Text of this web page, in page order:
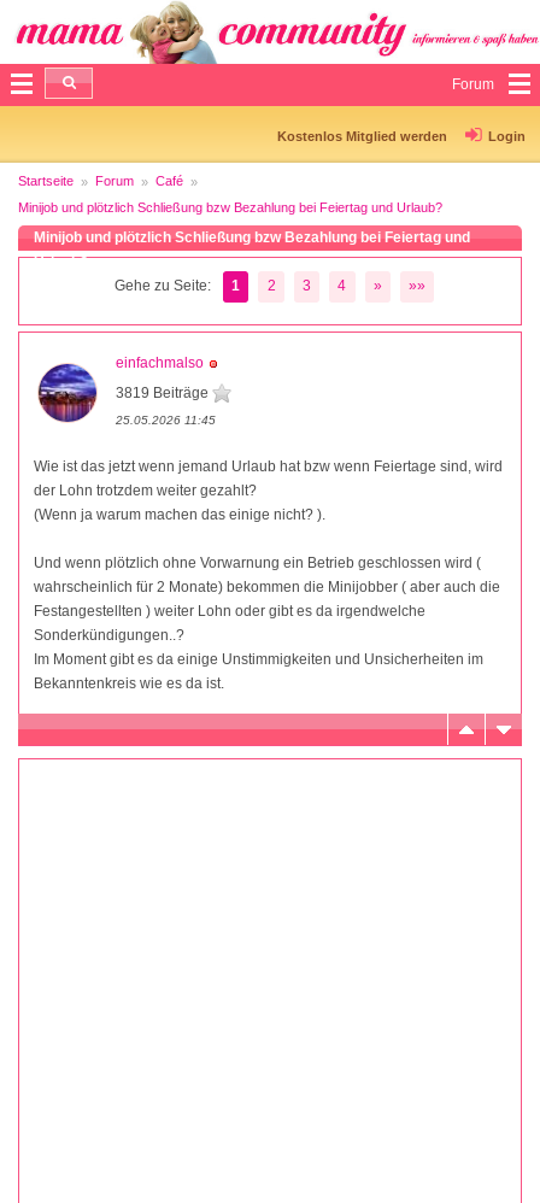
Forum
Kostenlos Mitglied werden Login
Startseite Forum
Café
Minijob und plötzlich Schließung bzw Bezahlung bei Feiertag und Urlaub?
Minijob und plötzlich Schließung bzw Bezahlung bei Feiertag und
Urlaub?
Gehe zu Seite:
1 2 3 4 » »»
einfachmalso
3819 Beiträge
25.05.2026 11:45
Wie ist das jetzt wenn jemand Urlaub hat bzw wenn Feiertage sind, wird
der Lohn trotzdem weiter gezahlt?
(Wenn ja warum machen das einige nicht? ).
Und wenn plötzlich ohne Vorwarnung ein Betrieb geschlossen wird (
wahrscheinlich für 2 Monate) bekommen die Minijobber ( aber auch die
Festangestellten ) weiter Lohn oder gibt es da irgendwelche
Sonderkündigungen..?
Im Moment gibt es da einige Unstimmigkeiten und Unsicherheiten im
Bekanntenkreis wie es da ist.